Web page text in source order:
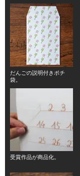
だんごの説明付きポチ
袋。
受賞作品が商品化。